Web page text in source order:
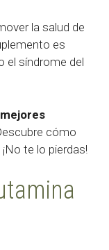
la salud de
es
el síndrome del
cómo
te lo pierdas!